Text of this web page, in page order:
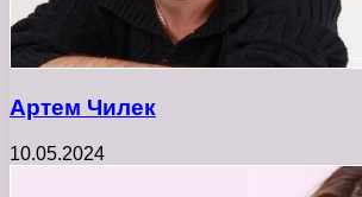
Артем Чилек
10.05.2024